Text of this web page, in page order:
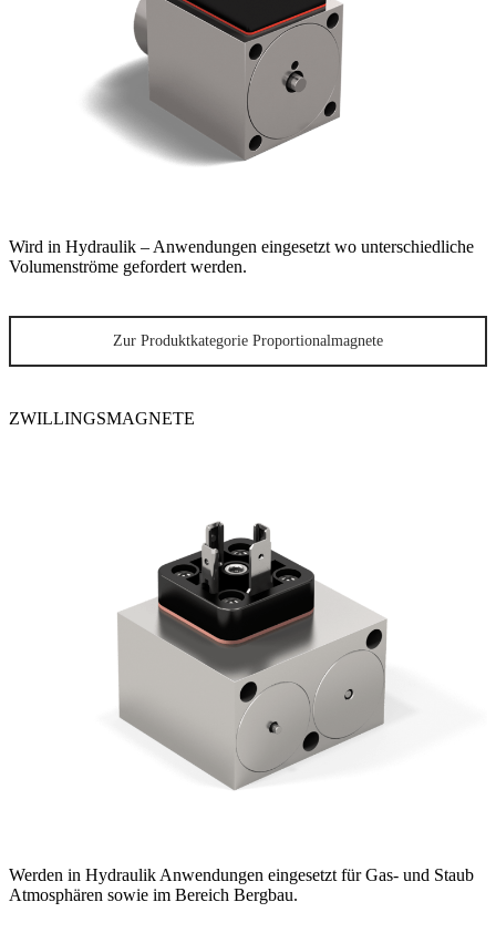
Wird in Hydraulik – Anwendungen eingesetzt wo unterschiedliche
Volumenströme gefordert werden.
Zur Produktkategorie Proportionalmagnete
ZWILLINGSMAGNETE
Werden in Hydraulik Anwendungen eingesetzt für Gas- und Staub
Atmosphären sowie im Bereich Bergbau.